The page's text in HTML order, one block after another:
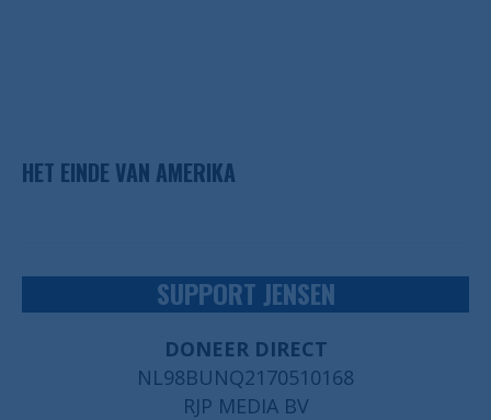
HET EINDE VAN AMERIKA
SUPPORT JENSEN
DONEER DIRECT
NL98BUNQ2170510168
RJP MEDIA BV